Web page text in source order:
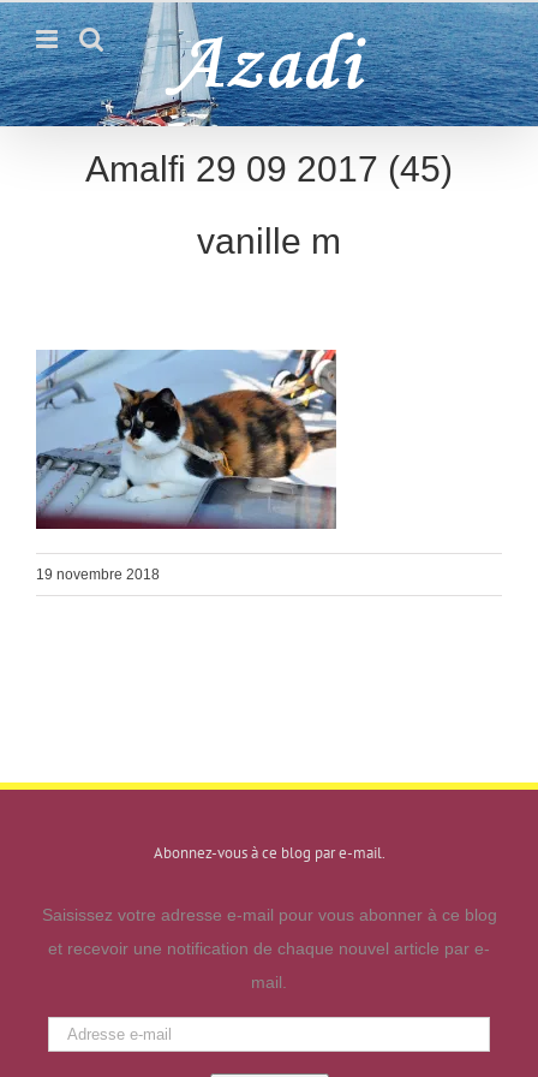
Passer
au
contenu
Amalfi 29 09 2017 (45)
vanille m
19 novembre 2018
Abonnez-vous à ce blog par e-mail.
Saisissez votre adresse e-mail pour vous abonner à ce blog
et recevoir une notification de chaque nouvel article par e-
mail.
Adresse